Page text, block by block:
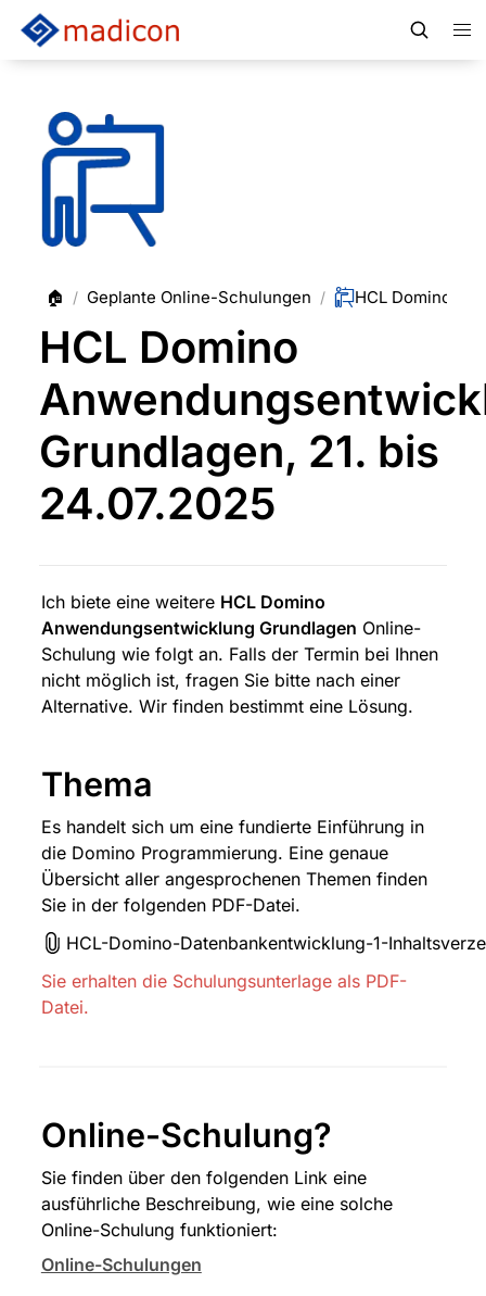
🏠 / Geplante Online-Schulungen /
HCL Domino
Grundlagen, 21. bis
24.07.2025
Ich biete eine weitere HCL Domino
Anwendungsentwicklung Grundlagen Online-
Schulung wie folgt an. Falls der Termin bei Ihnen
nicht möglich ist, fragen Sie bitte nach einer
Alternative. Wir finden bestimmt eine Lösung.
Thema
Es handelt sich um eine fundierte Einführung in
die Domino Programmierung. Eine genaue
Übersicht aller angesprochenen Themen finden
Sie in der folgenden PDF-Datei.
HCL-Domino-Datenbankentwicklung-1-
Sie erhalten die Schulungsunterlage als PDF-
Datei.
Online-Schulung?
Sie finden über den folgenden Link eine
ausführliche Beschreibung, wie eine solche
Online-Schulung funktioniert:
Online-Schulungen